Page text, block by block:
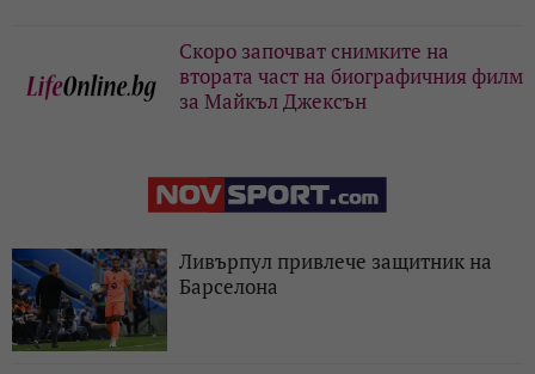
Скоро започват снимките на
втората част на биографичния филм
за Майкъл Джексън
Ливърпул привлече защитник на
Барселона